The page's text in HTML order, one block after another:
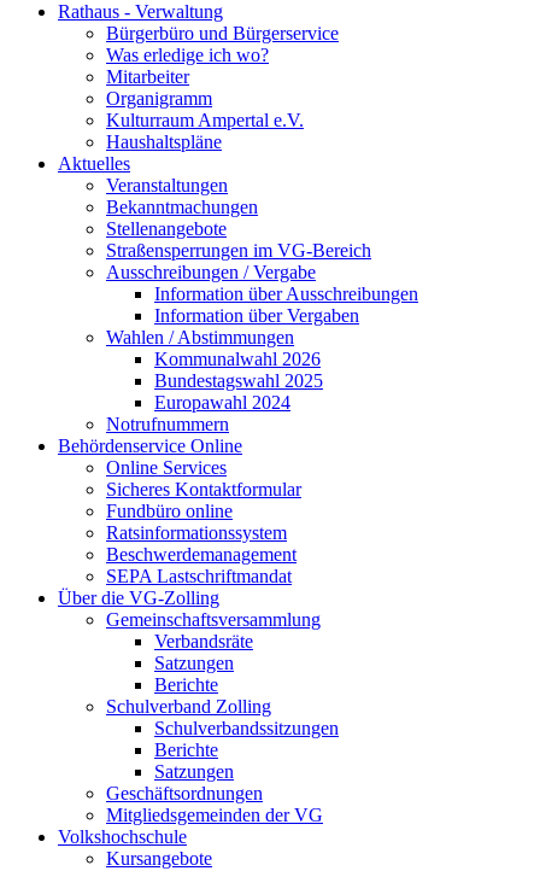
Rathaus - Verwaltung
Bürgerbüro und Bürgerservice
Was erledige ich wo?
Mitarbeiter
Organigramm
Kulturraum Ampertal e.V.
Haushaltspläne
Aktuelles
Veranstaltungen
Bekanntmachungen
Stellenangebote
Straßensperrungen im VG-Bereich
Ausschreibungen / Vergabe
Information über Ausschreibungen
Information über Vergaben
Wahlen / Abstimmungen
Kommunalwahl 2026
Bundestagswahl 2025
Europawahl 2024
Notrufnummern
Behördenservice Online
Online Services
Sicheres Kontaktformular
Fundbüro online
Ratsinformationssystem
Beschwerdemanagement
SEPA Lastschriftmandat
Über die VG-Zolling
Gemeinschaftsversammlung
Verbandsräte
Satzungen
Berichte
Schulverband Zolling
Schulverbandssitzungen
Berichte
Satzungen
Geschäftsordnungen
Mitgliedsgemeinden der VG
Volkshochschule
Kursangebote